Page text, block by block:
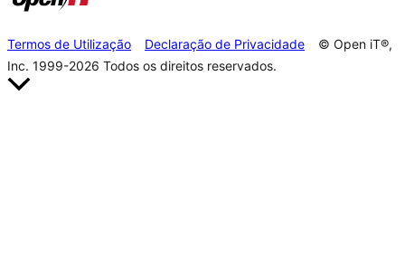
Termos de Utilização Declaração de Privacidade
© Open iT®,
Inc. 1999-2026 Todos os direitos reservados.